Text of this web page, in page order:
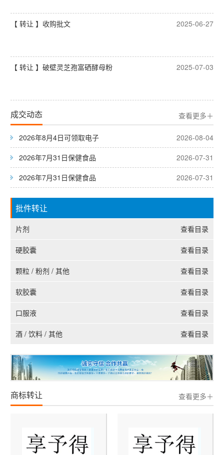
【 转让 】收购批文 2025-06-27
【 转让 】破壁灵芝孢富硒酵母粉 2025-07-03
成交动态 查看更多＋
2026年8月4日可领取电子
2026-08-04
2026年7月31日保健食品
2026-07-31
2026年7月31日保健食品
2026-07-31
批件转让
片剂 查看目录
硬胶囊 查看目录
颗粒 / 粉剂 / 其他 查看目录
软胶囊 查看目录
口服液 查看目录
酒 / 饮料 / 其他 查看目录
商标转让 查看更多＋